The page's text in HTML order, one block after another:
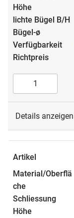
Details anzeigen